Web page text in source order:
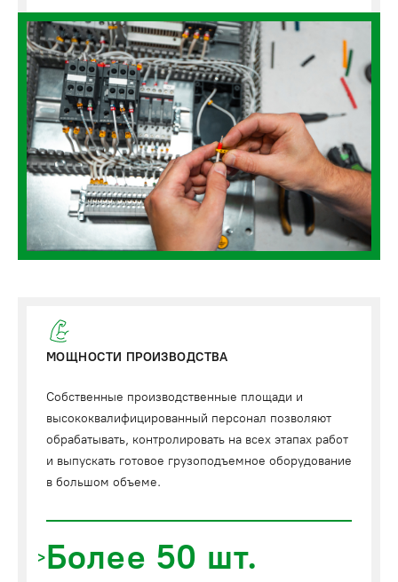
МОЩНОСТИ ПРОИЗВОДСТВА
Собственные производственные площади и
высококвалифицированный персонал позволяют
обрабатывать, контролировать на всех этапах работ
и выпускать готовое грузоподъемное оборудование
в большом объеме.
Более 50 шт.